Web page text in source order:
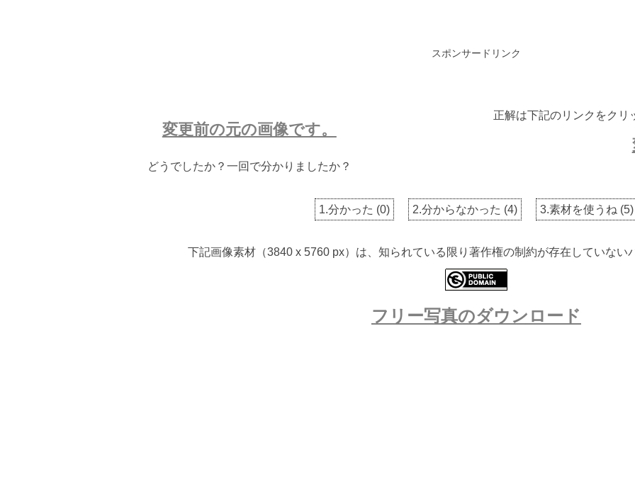
スポンサードリンク
正解は下記のリンクをクリ
変更前の元の画像です。
どうでしたか？一回で分かりましたか？
1.分かった (0) 2.分からなかった (4) 3.素材を使うね (5)
下記画像素材（3840 x 5760 px）は、知られている限り著作権の制約が存在していない
フリー写真のダウンロード